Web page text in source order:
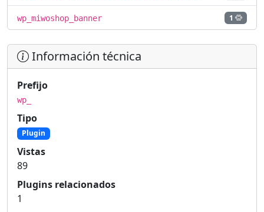
wp_miwoshop_banner 1
Información técnica
Prefijo
wp_
Tipo
Plugin
Vistas
89
Plugins relacionados
1